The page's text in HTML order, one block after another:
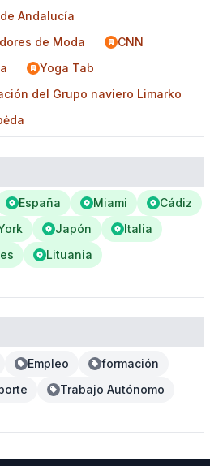
Andalucía
de Moda
CNN
Yoga Tab
del Grupo naviero Limarko
España Miami
Cádiz
Japón
Italia
Lituania
Empleo
formación
Trabajo Autónomo